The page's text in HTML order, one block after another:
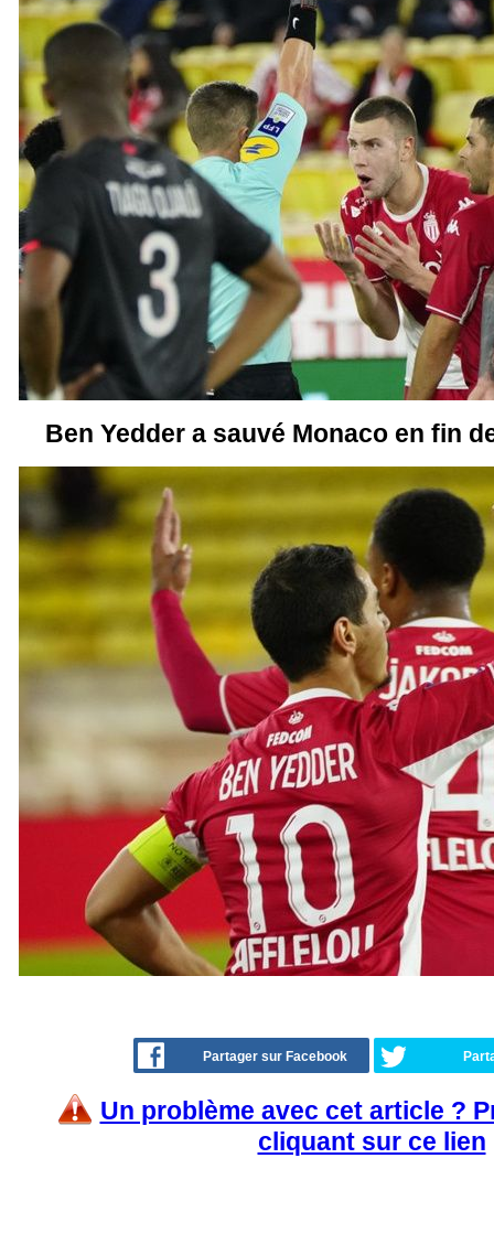
Ben Yedder a sauvé Monaco en fin
Partager sur Facebook
Un problème avec cet article ?
cliquant sur ce lien